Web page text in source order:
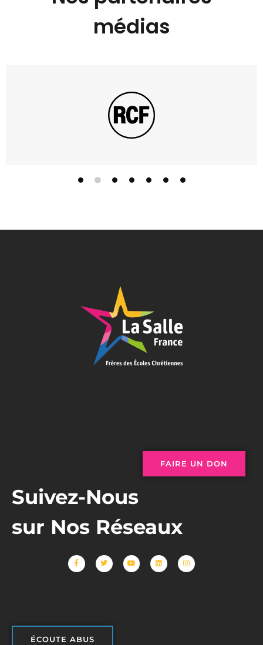
médias
FAIRE UN DON
Suivez-Nous
sur Nos Réseaux
ÉCOUTE ABUS